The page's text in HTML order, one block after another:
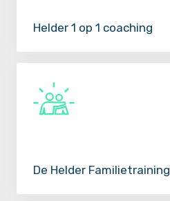
Helder 1 op 1 coaching
De Helder Familietraining